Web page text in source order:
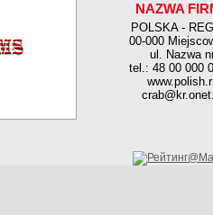
NAZWA
POLSKA -
00-000
ul. Nazwa
tel.: 48 00 000